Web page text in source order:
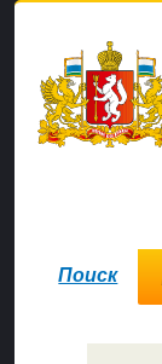
Поиск